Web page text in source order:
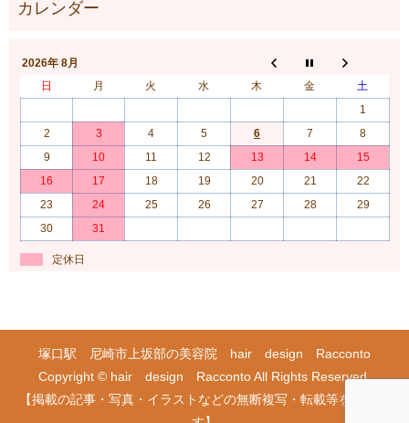
2026年 8月
日
月 火 水 木 金
土
1
2
3 4 5 6 7
8
9
10 11 12 13 14
15
16
17 18 19 20 21
22
23
24 25 26 27 28
29
30
31
定休日
塚口駅 尼崎市上坂部の美容院 hair design Racconto
Copyright © hair design Racconto All Rights Reserved.
【掲載の記事・写真・イラストなどの無断複写・転載等を禁じま